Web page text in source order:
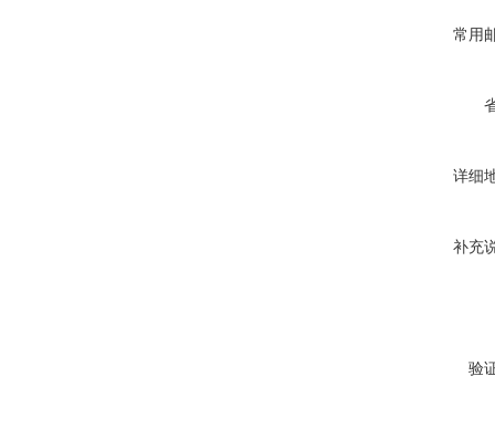
常用
详细
补充
验